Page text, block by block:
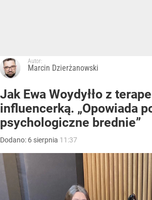
Autor:
Marcin Dzierżanowski
Jak Ewa Woydyłło z
influencerką. „Opowiada
psychologiczne brednie”
Dodano: 6 sierpnia 11:37